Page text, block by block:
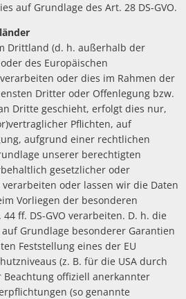
auf Grundlage des Art. 28 DS-GVO.
Drittland (d. h. außerhalb der
des Europäischen
oder dies im Rahmen der
Dritter oder Offenlegung bzw.
Dritte geschieht, erfolgt dies nur,
Pflichten, auf
aufgrund einer rechtlichen
unserer berechtigten
gesetzlicher oder
oder lassen wir die Daten
Vorliegen der besonderen
ff. DS-GVO verarbeiten. D. h. die
Grundlage besonderer Garantien
Feststellung eines der EU
(z. B. für die USA durch
Beachtung offiziell anerkannter
(so genannte